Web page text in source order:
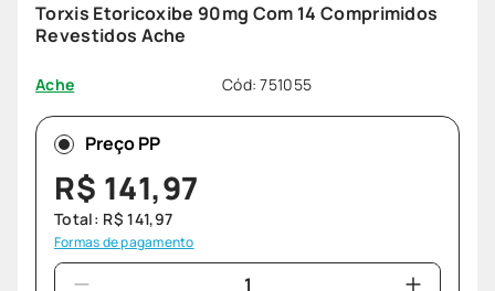
Torxis Etoricoxibe 90mg Com 14 Comprimidos
Revestidos Ache
Ache Cód:751055
Preço PP
R$ 141,97
Total: R$ 141,97
Formas de pagamento